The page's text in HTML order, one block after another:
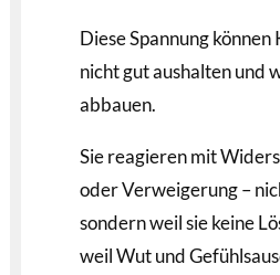
Diese Spannung können
nicht gut aushalten und
abbauen.
Sie reagieren mit
oder Verweigerung –
sondern weil sie keine
weil Wut und